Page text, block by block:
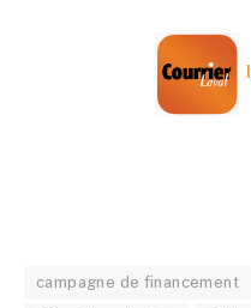
campagne de financement